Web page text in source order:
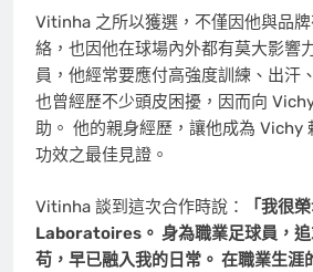
Vitinha 之所以獲選，不僅因他與品
絡，也因他在球場內外都有莫大影響
員，他經常要應付高強度訓練、出汗
也曾經歷不少頭皮困擾，因而向
助。 他的親身經歷，讓他成為 Vichy
功效之最佳見證。
Vitinha 談到這次合作時說：
「我很
Laboratoires。 身為職業足球員，
苟，早已融入我的日常。 在職業生涯